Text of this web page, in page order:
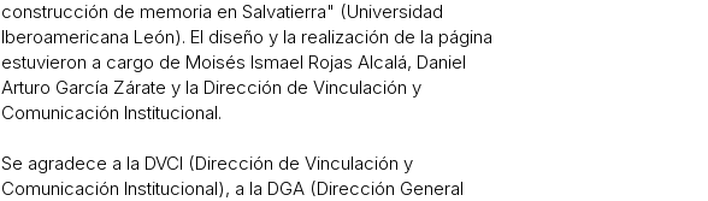
construcción de memoria en Salvatierra" (Universidad
Iberoamericana León). El diseño y la realización de la página
estuvieron a cargo de Moisés Ismael Rojas Alcalá, Daniel
Arturo García Zárate y la Dirección de Vinculación y
Comunicación Institucional.
Se agradece a la DVCI (Dirección de Vinculación y
Comunicación Institucional), a la DGA (Dirección General